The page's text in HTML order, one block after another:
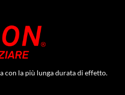
con la più lunga durata di effetto.